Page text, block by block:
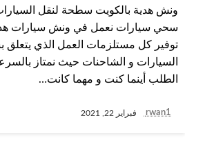
ونش هدية بالكويت سطحة لنقل
سحي سيارات نعمل في ونش سيارات
توفير كل مستلزمات العمل الذي
السيارات و الشاحنات حيث نمتاز
الطلب أينما كنت و مهما كانت…
rwan1 فبراير 22, 2021